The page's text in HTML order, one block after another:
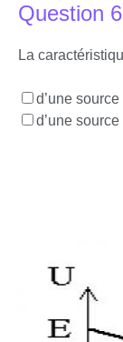
Question 6
La
d’une
d’une